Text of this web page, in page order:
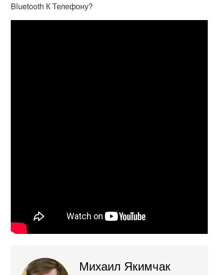
Bluetooth К Телефону?
Михаил Якимчак